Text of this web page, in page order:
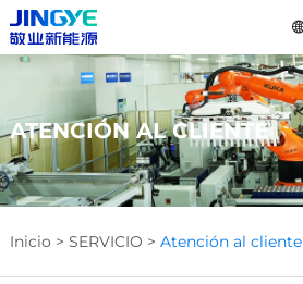
ATENCIÓN AL CLIENTE
Inicio > SERVICIO > Atención al cliente